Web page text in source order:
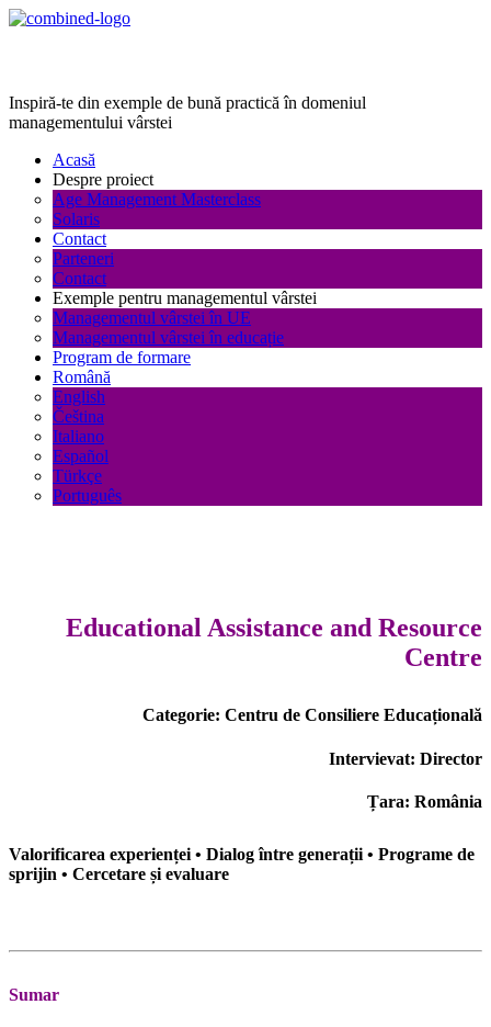
Inspiră-te din exemple de bună practică în domeniul
managementului vârstei
Acasă
Despre proiect
Age Management Masterclass
Solaris
Contact
Parteneri
Contact
Exemple pentru managementul vârstei
Managementul vârstei în UE
Managementul vârstei în educație
Program de formare
Română
English
Čeština
Italiano
Español
Türkçe
Português
Educational Assistance and Resource
Centre
Categorie: Centru de Consiliere Educațională
Intervievat: Director
Țara: România
Valorificarea experienței • Dialog între generații • Programe de
sprijin • Cercetare și evaluare
Sumar